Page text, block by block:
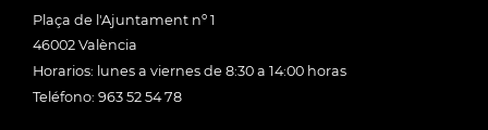
Plaça de l'Ajuntament nº 1
46002 València
Horarios: lunes a viernes de 8:30 a 14:00 horas
Teléfono: 963 52 54 78